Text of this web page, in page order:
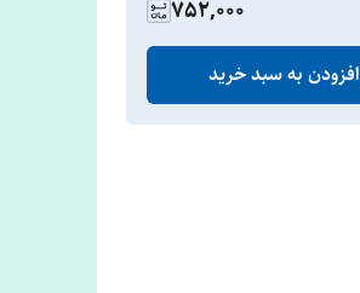
752,000
افزودن به سبد خرید